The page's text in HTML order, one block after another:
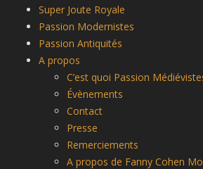
Super Joute Royale
Passion Modernistes
Passion Antiquités
A propos
C’est quoi Passion
Évènements
Contact
Presse
Remerciements
A propos de Fanny Cohen